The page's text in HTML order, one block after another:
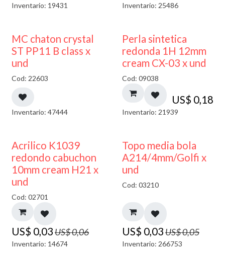
Inventario: 19431 Inventario: 25486
MC chaton crystal
ST PP11 B class x
und
Cod: 22603
Inventario: 47444
Perla sintetica
redonda 1H 12mm
cream CX-03 x und
Cod: 09038
US$ 0,18
Inventario: 21939
50% DESCUENTO
Acrilico K1039
redondo cabuchon
10mm cream H21 x
und
Cod: 02701
US$ 0,03US$0,06
Inventario: 14674
40% DESCUENTO
Topo media bola
A214/4mm/Golfi x
und
Cod: 03210
US$ 0,03US$0,05
Inventario: 266753